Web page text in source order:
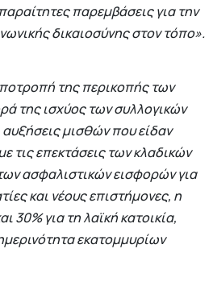
παρεμβάσεις για την
δικαιοσύνης στον τόπο».
της περικοπής των
της ισχύος των συλλογικών
μισθών που είδαν
τις επεκτάσεις των κλαδικών
ασφαλιστικών εισφορών για
και νέους επιστήμονες, η
30% για τη λαϊκή κατοικία,
εκατομμυρίων